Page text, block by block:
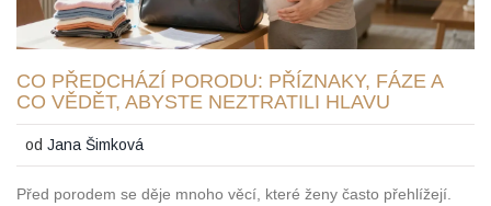
CO PŘEDCHÁZÍ PORODU: PŘÍZNAKY, FÁZE A
CO VĚDĚT, ABYSTE NEZTRATILI HLAVU
odJana Šimková
Před porodem se děje mnoho věcí, které ženy často přehlížejí.